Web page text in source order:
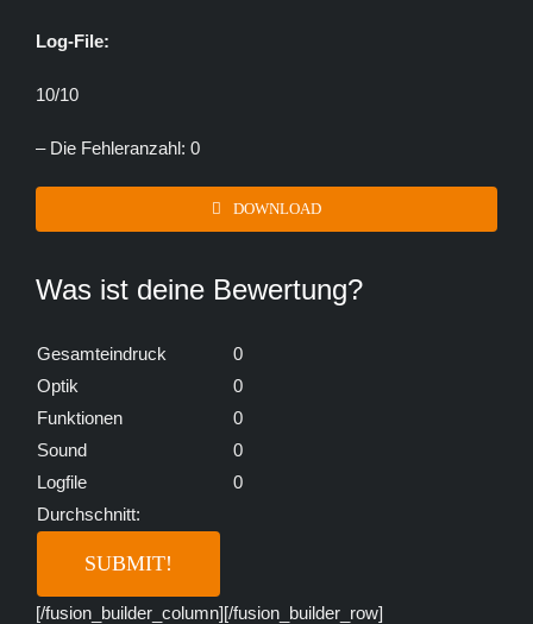
Log-File:
10/10
– Die Fehleranzahl: 0
DOWNLOAD
Was ist deine Bewertung?
Gesamteindruck
0
Optik
0
Funktionen
0
Sound
0
Logfile
0
Durchschnitt:
[/fusion_builder_column][/fusion_builder_row]